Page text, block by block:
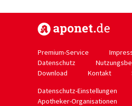
Premium-Service
Datenschutz
Download
Kontakt
Datenschutz-Einstellungen
Apotheker-Organisationen